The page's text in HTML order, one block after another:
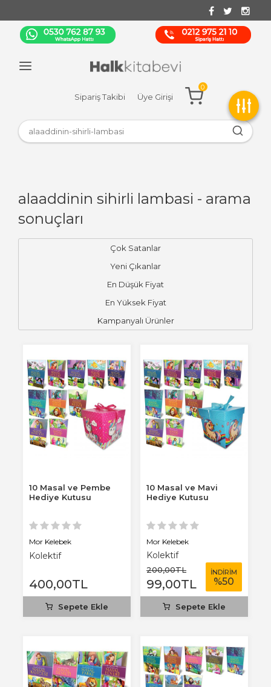
Sipariş Takibi Üye Girişi
0
alaaddinin sihirli lambasi - arama
sonuçları
Çok Satanlar
Yeni Çıkanlar
En Düşük Fiyat
En Yüksek Fiyat
Kampanyalı Ürünler
10 Masal ve Pembe
Hediye Kutusu
Mor Kelebek
Kolektif
400,00TL
Sepete Ekle
10 Masal ve Mavi
Hediye Kutusu
Mor Kelebek
Kolektif
200,00TL
99,00TL
İNDİRİM
%50
Sepete Ekle